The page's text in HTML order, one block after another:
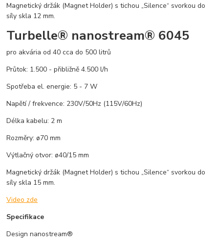
Magnetický držák (Magnet Holder) s tichou „Silence“ svorkou do
síly skla 12 mm.
Turbelle® nanostream® 6045
pro akvária od 40 cca do 500 litrů
Průtok: 1.500 - přibližně 4.500 l/h
Spotřeba el. energie: 5 - 7 W
Napětí / frekvence: 230V/50Hz (115V/60Hz)
Délka kabelu: 2 m
Rozměry: ø70 mm
Výtlačný otvor: ø40/15 mm
Magnetický držák (Magnet Holder) s tichou „Silence“ svorkou do
síly skla 15 mm.
Video zde
Specifikace
Design nanostream®